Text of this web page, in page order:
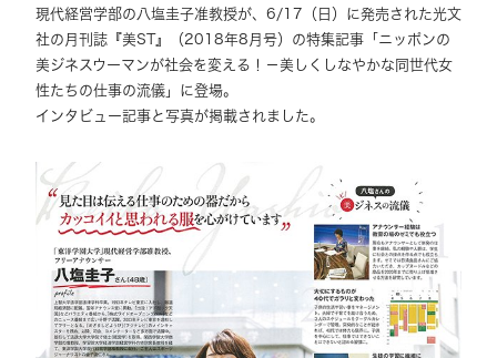
現代経営学部の八塩圭子准教授が、6/17（日）に発売された光文
社の月刊誌『美ST』（2018年8月号）の特集記事「ニッポンの
美ジネスウーマンが社会を変える！－美しくしなやかな同世代女
性たちの仕事の流儀」に登場。
インタビュー記事と写真が掲載されました。